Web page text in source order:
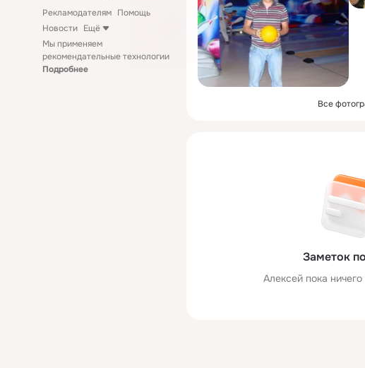
Рекламодателям Помощь
Новости Ещё
Мы применяем
рекомендательные технологии
Подробнее
Все
Заметок
Алексей пока